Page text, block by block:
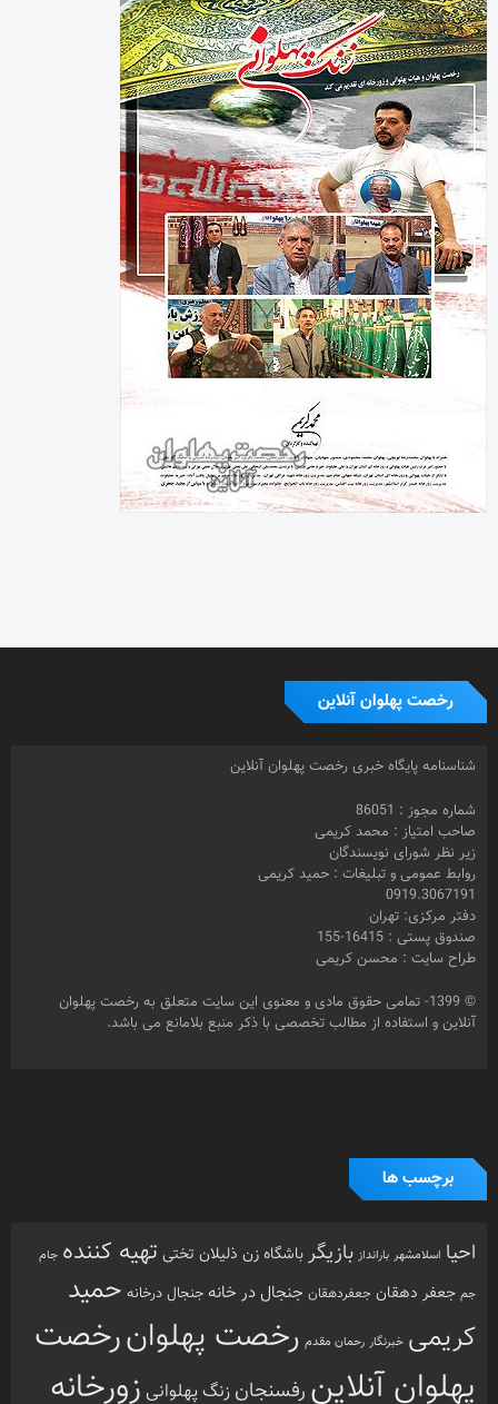
رخصت پهلوان آنلاین
شناسنامه پایگاه خبری رخصت پهلوان آنلاین
شماره مجوز : 86051
صاحب امتیاز : محمد کریمی
زیر نظر شورای نویسندگان
روابط عمومی و تبلیغات : حمید کریمی
0919.3067191
دفتر مرکزی: تهران
صندوق پستی : 16415-155
طراح سایت : محسن کریمی
© 1399- تمامی حقوق مادی و معنوی این سایت متعلق به رخصت پهلوان
آنلاین و استفاده از مطالب تخصصی با ذکر منبع بلامانع می باشد.
برچسب ها
احیا اسلامشهر بارانداز بازیگرباشگاه زن ذلیلان تختی تهیه کننده جام
جم جعفر دهقان جعفردهقان جنجال در خانه جنجال درخانه حمید
کریمی خبرنگار رحمان مقدم رخصت پهلوانرخصت
پهلوان آنلاین رفسنجان زنگ پهلوانی زورخانه